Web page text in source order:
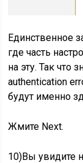
Единственное
где часть
на эту. Так что
authentication
будут именно
Жмите Next.
10)Вы увидите